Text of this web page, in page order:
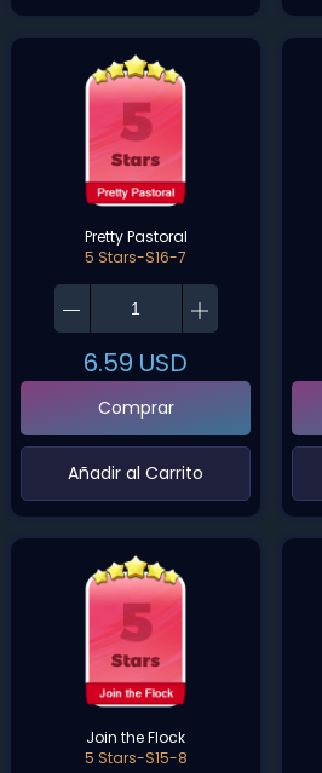
Pretty Pastoral
5 Stars-S16-7
6.59 USD
Comprar
‌Añadir al Carrito‌
Join the Flock
5 Stars-S15-8